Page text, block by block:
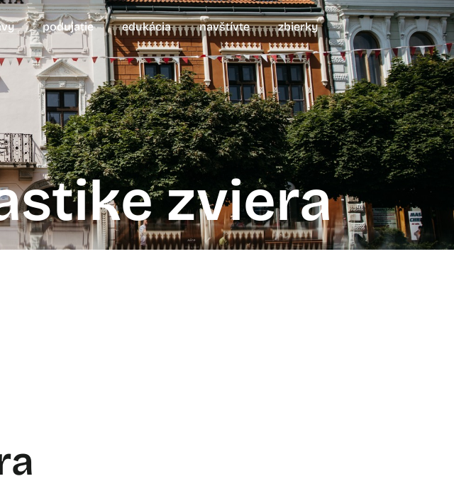
podujatie edukácia navštívte zbierky
zviera